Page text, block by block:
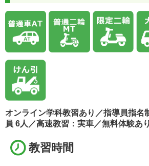
オンライン学科教習あり／指導員指名
員 6人／高速教習：実車／無料体験あり
教習時間